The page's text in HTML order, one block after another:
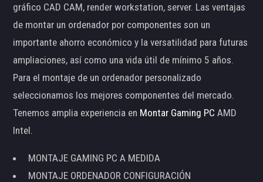
gráfico CAD CAM, render workstation, server. Las ventajas
de montar un ordenador por componentes son un
importante ahorro económico y la versatilidad para futuras
ampliaciones, así como una vida útil de mínimo 5 años.
Para el montaje de un ordenador personalizado
seleccionamos los mejores componentes del mercado.
Tenemos amplia experiencia en Montar Gaming PC AMD
Intel.
MONTAJE GAMING PC A MEDIDA
MONTAJE ORDENADOR CONFIGURACIÓN